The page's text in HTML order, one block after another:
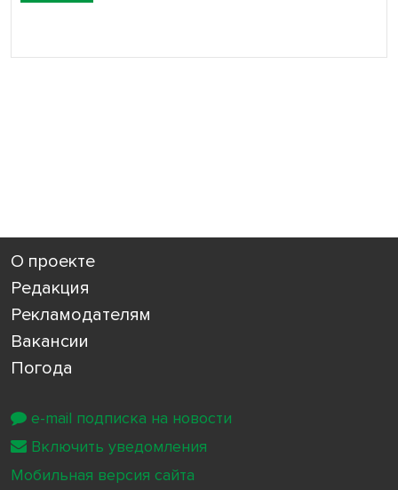
О проекте
Редакция
Рекламодателям
Вакансии
Погода
e-mail подписка на новости
Включить уведомления
Мобильная версия сайта